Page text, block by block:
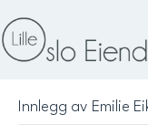
Innlegg av Emilie